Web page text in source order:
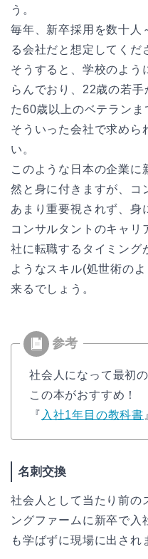
う。
毎年、新卒採用を数十人
る会社だと想定してくだ
そうすると、学校のよう
らんでおり、22歳の若
た60歳以上のベテランま
そういった会社で求めら
い。
このような日本の企業に
然と身に付きますが、コ
あまり重要視されず、身
コンサルタントのキャリ
社に転職するタイミング
ようなスキル(処世術の
来るでしょう。
社会人になって最初
この本がおすすめ！
『 入社1年目の教科書
名刺交換
社会人として当たり前の
ングファームに新卒で入
も学ばずに現場に出され